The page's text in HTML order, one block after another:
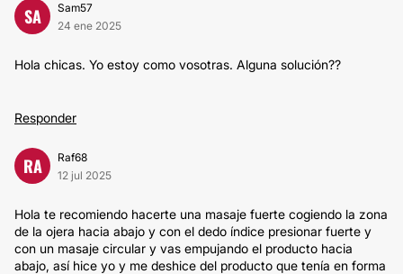
SA
Sam57
24 ene 2025
Hola chicas. Yo estoy como vosotras. Alguna solución??
Responder
RA
Raf68
12 jul 2025
Hola te recomiendo hacerte una masaje fuerte cogiendo la zona
de la ojera hacia abajo y con el dedo índice presionar fuerte y
con un masaje circular y vas empujando el producto hacia
abajo, así hice yo y me deshice del producto que tenía en forma